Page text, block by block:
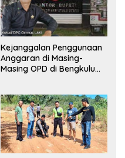
Kejanggalan Penggunaan
Anggaran di Masing-
Masing OPD di Bengkulu